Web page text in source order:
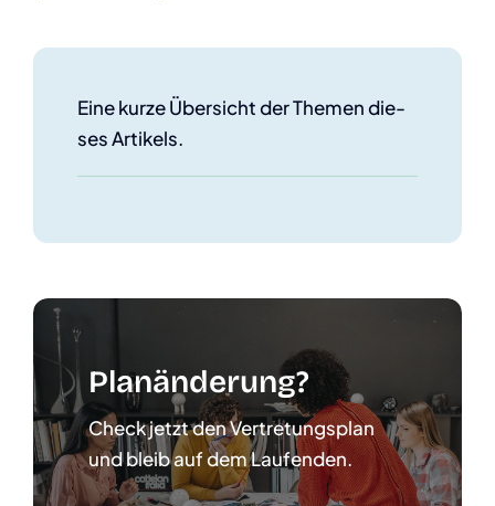
Eine kur­ze Über­sicht der The­men die­
ses Arti­kels.
Plan­än­de­rung?
Check jetzt den Ver­tre­tungs­plan
und bleib auf dem Lau­fen­den.